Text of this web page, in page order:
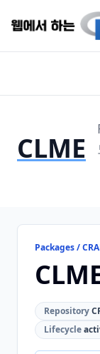
CLME
Packages /
Repository
Lifecycle